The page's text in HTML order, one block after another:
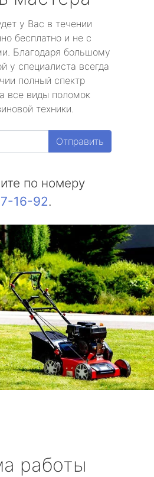
у Вас в течении
бесплатно и не с
Благодаря большому
у специалиста всегда
полный спектр
все виды поломок
техники.
Отправить
по номеру
16-92.
работы